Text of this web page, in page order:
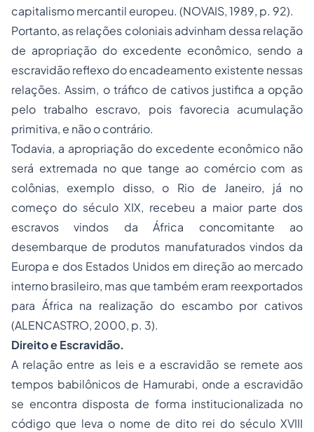
capitalismo mercantil europeu. (NOVAIS, 1989, p. 92).
Portanto, as relações coloniais advinham dessa relação
de apropriação do excedente econômico, sendo a
escravidão reflexo do encadeamento existente nessas
relações. Assim, o tráfico de cativos justifica a opção
pelo trabalho escravo, pois favorecia acumulação
primitiva, e não o contrário.
Todavia, a apropriação do excedente econômico não
será extremada no que tange ao comércio com as
colônias, exemplo disso, o Rio de Janeiro, já no
começo do século XIX, recebeu a maior parte dos
escravos vindos da África concomitante ao
desembarque de produtos manufaturados vindos da
Europa e dos Estados Unidos em direção ao mercado
interno brasileiro, mas que também eram reexportados
para África na realização do escambo por cativos
(ALENCASTRO, 2000, p. 3).
Direito e Escravidão.
A relação entre as leis e a escravidão se remete aos
tempos babilônicos de Hamurabi, onde a escravidão
se encontra disposta de forma institucionalizada no
código que leva o nome de dito rei do século XVIII